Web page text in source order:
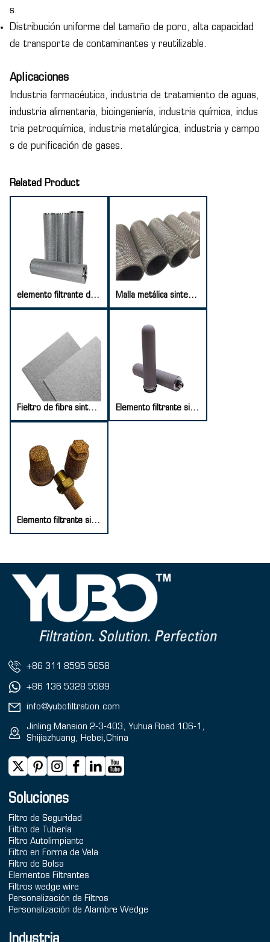
s.
Distribución uniforme del tamaño de poro, alta capacidad
de transporte de contaminantes y reutilizable.
Aplicaciones
Industria farmacéutica, industria de tratamiento de aguas,
industria alimentaria, bioingeniería, industria química, indus
tria petroquímica, industria metalúrgica, industria y campo
s de purificación de gases.
Related Product
elemento filtrante de malla sinterizada Malla metálica sinterizada perforada
Fieltro de fibra sinterizada de acero inoxidable Elemento filtrante sinterizado de polvo de acero inoxidable
Elemento filtrante sinterizado de polvo de cobre
+86 311 8595 5658
+86 136 5328 5589
info@yubofiltration.com
Jinling Mansion 2-3-403, Yuhua Road 106-1,
Shijiazhuang, Hebei,China
Soluciones
Filtro de Seguridad
Filtro de Tubería
Filtro Autolimpiante
Filtro en Forma de Vela
Filtro de Bolsa
Elementos Filtrantes
Filtros wedge wire
Personalización de Filtros
Personalización de Alambre Wedge